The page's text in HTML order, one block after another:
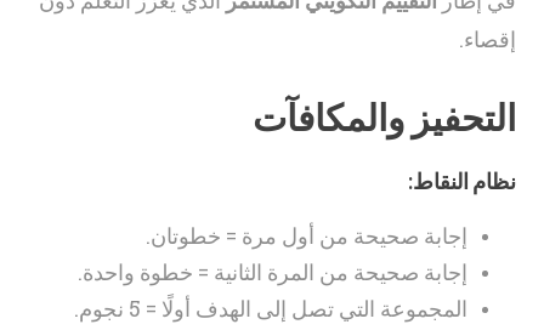
إقصاء.
التحفيز والمكافآت
نظام النقاط:
إجابة صحيحة من أول مرة = خطوتان.
إجابة صحيحة من المرة الثانية = خطوة واحدة.
المجموعة التي تصل إلى الهدف أولًا = 5 نجوم.